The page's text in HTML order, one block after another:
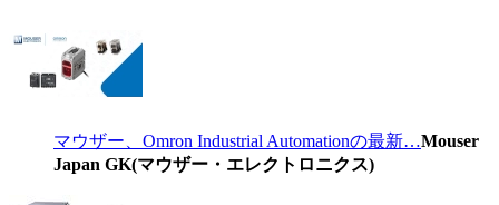
マウザー、Omron Industrial Automationの最新…Mouser
Japan GK(マウザー・エレクトロニクス)